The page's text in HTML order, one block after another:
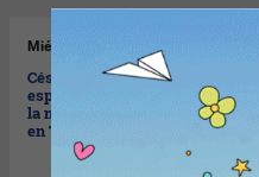
Mié26/11/2025
César Romero es el nuevo
especialista en seguridad en
la nube para América Latina
en Tenable